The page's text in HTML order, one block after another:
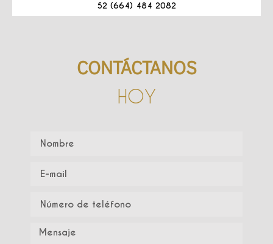
52 (664) 484 2082
CONTÁCTANOS
HOY